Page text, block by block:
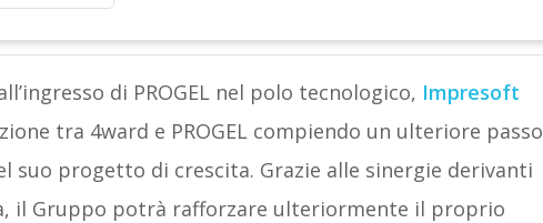
di PROGEL nel polo tecnologico, Impresoft
tra 4ward e PROGEL compiendo un ulteriore passo
suo progetto di crescita. Grazie alle sinergie derivanti
il Gruppo potrà rafforzare ulteriormente il proprio